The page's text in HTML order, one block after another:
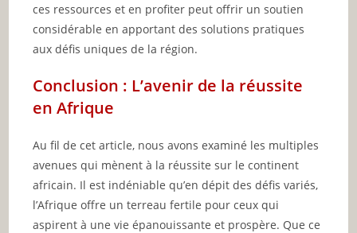
ces ressources et en profiter peut offrir un soutien
considérable en apportant des solutions pratiques
aux défis uniques de la région.
Conclusion : L’avenir de la réussite
en Afrique
Au fil de cet article, nous avons examiné les multiples
avenues qui mènent à la réussite sur le continent
africain. Il est indéniable qu’en dépit des défis variés,
l’Afrique offre un terreau fertile pour ceux qui
aspirent à une vie épanouissante et prospère. Que ce